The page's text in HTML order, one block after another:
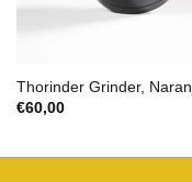
Thorinder Grinder,
€60,00